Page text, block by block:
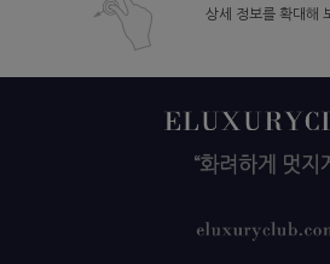
상세 정보를 확대해